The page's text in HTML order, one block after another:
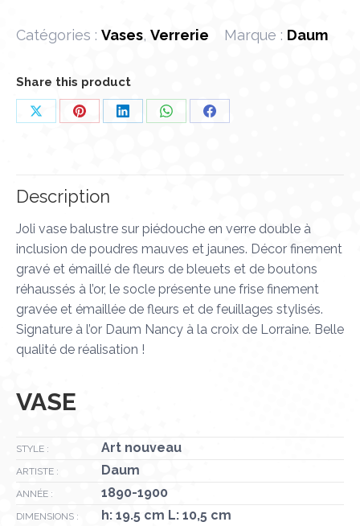
Catégories : Vases, Verrerie Marque : Daum
Share this product
PartagerPartagerPartagerPartagerPartager
Description
Joli vase balustre sur piédouche en verre double à
inclusion de poudres mauves et jaunes. Décor finement
gravé et émaillé de fleurs de bleuets et de boutons
réhaussés à l’or, le socle présente une frise finement
gravée et émaillée de fleurs et de feuillages stylisés.
Signature à l’or Daum Nancy à la croix de Lorraine. Belle
qualité de réalisation !
VASE
STYLE : Art nouveau
ARTISTE : Daum
ANNÉE : 1890-1900
DIMENSIONS : h: 19.5 cm L: 10,5 cm